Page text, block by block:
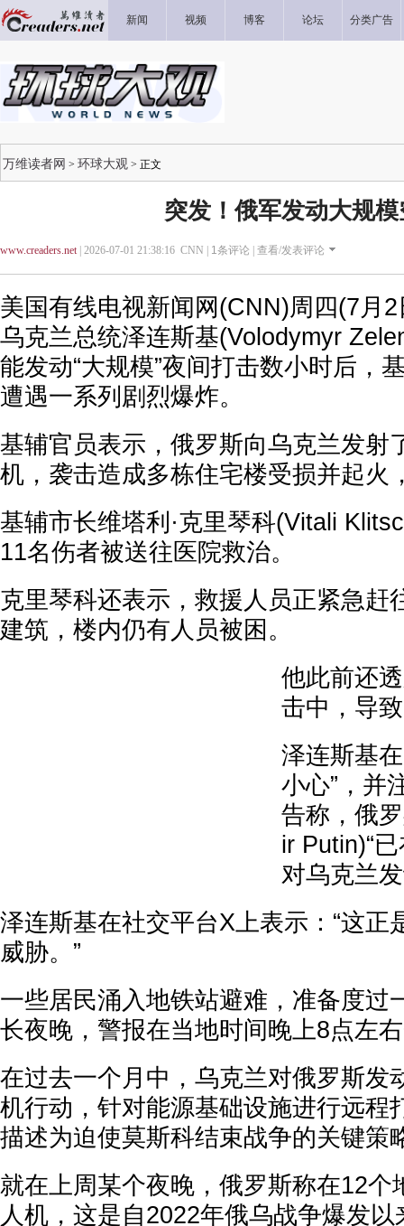
新闻 视频 博客 论坛 分类广告
万维读者网 > 环球大观 > 正文
突发！俄军发动大规模
www.creaders.net| 2026-07-01 21:38:16 CNN | 1条评论 | 查看/发表评论
美国有线电视新闻网(CNN)周四(7月
乌克兰总统泽连斯基(Volodymyr
能发动“大规模”夜间打击数小时后，
遭遇一系列剧烈爆炸。
基辅官员表示，俄罗斯向乌克兰发射
机，袭击造成多栋住宅楼受损并起火
基辅市长维塔利·克里琴科(Vitali
11名伤者被送往医院救治。
克里琴科还表示，救援人员正紧急赶
建筑，楼内仍有人员被困。
他此前还
击中，导
泽连斯基
小心”，并
告称，俄
ir Putin)“
对乌克兰
泽连斯基在社交平台X上表示：“这正
威胁。”
一些居民涌入地铁站避难，准备度过
长夜晚，警报在当地时间晚上8点左
在过去一个月中，乌克兰对俄罗斯发
机行动，针对能源基础设施进行远程
描述为迫使莫斯科结束战争的关键策
就在上周某个夜晚，俄罗斯称在12个
人机，这是自2022年俄乌战争爆发